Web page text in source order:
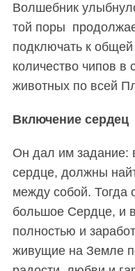
Волшебник
той поры
подключать к
количество чипов в
животных по всей
Включение сердец
Он дал им задание:
сердце, должны
между собой. Тогда
большое Сердце, и
полностью и
живущие на Земле
S
e
c
По авторам